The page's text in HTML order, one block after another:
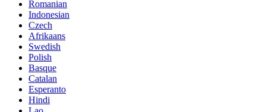
Romanian
Indonesian
Czech
Afrikaans
Swedish
Polish
Basque
Catalan
Esperanto
Hindi